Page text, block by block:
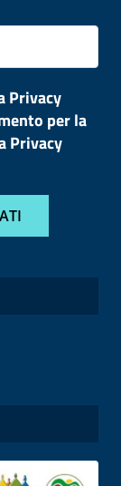
Privacy
per la
Privacy